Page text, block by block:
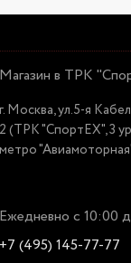
Магазин в ТРК
г. Москва, ул.5-я
2 (ТРК "СпортЕХ", 3
метро
Ежедневно с 10:00
+7 (495) 145-77-77